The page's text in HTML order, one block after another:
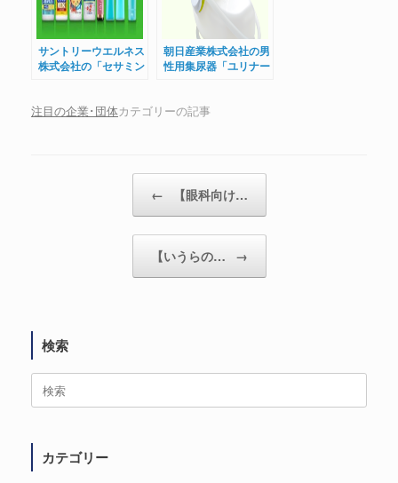
サントリーウエルネス
株式会社の「セサミン
朝日産業株式会社の男
性用集尿器「ユリナー
注目の企業･団体カテゴリーの記事
投稿ナビゲーション
← 【眼科向け…
【いうらの… →
検索
検
カテゴリー